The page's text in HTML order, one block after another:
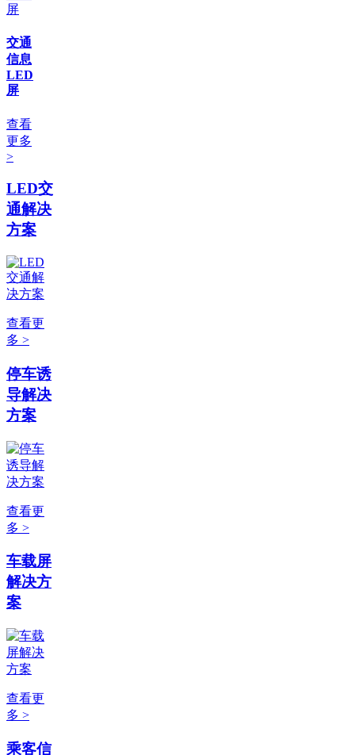
交通
信息
LED
屏
查看
更多
>
LED交
通解决
方案
查看更
多 >
停车诱
导解决
方案
查看更
多 >
车载屏
解决方
案
查看更
多 >
乘客信